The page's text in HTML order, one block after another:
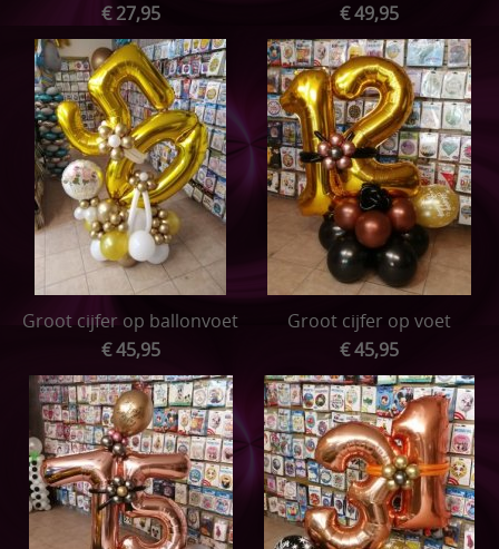
€ 27,95
€ 49,95
Groot cijfer op ballonvoet
€ 45,95
Groot cijfer op voet
€ 45,95